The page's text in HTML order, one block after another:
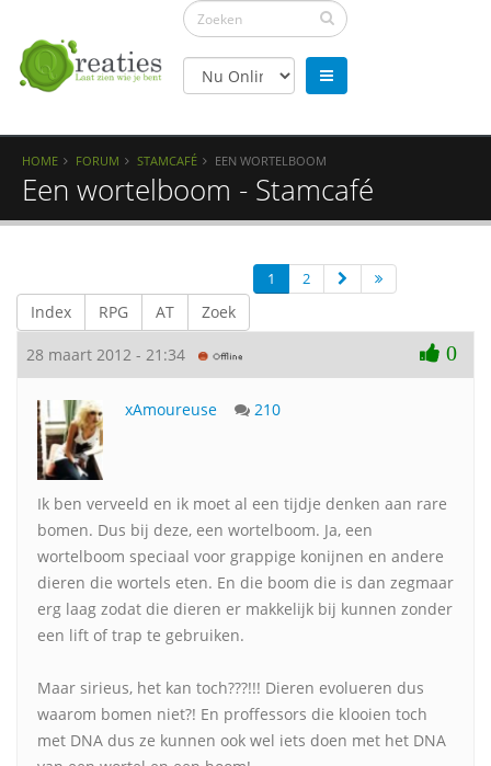
HOME FORUM STAMCAFÉ EEN WORTELBOOM
Een wortelboom - Stamcafé
Index RPG AT Zoek
1 2
28 maart 2012 - 21:34 0
xAmoureuse 210
Ik ben verveeld en ik moet al een tijdje denken aan rare
bomen. Dus bij deze, een wortelboom. Ja, een
wortelboom speciaal voor grappige konijnen en andere
dieren die wortels eten. En die boom die is dan zegmaar
erg laag zodat die dieren er makkelijk bij kunnen zonder
een lift of trap te gebruiken.
Maar sirieus, het kan toch???!!! Dieren evolueren dus
waarom bomen niet?! En proffessors die klooien toch
met DNA dus ze kunnen ook wel iets doen met het DNA